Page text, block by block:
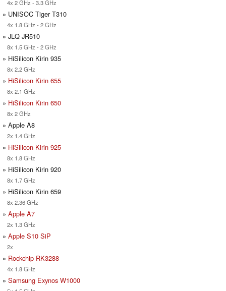
4x 2 GHz - 3.3 GHz
» UNISOC Tiger T310
4x 1.8 GHz - 2 GHz
» JLQ JR510
8x 1.5 GHz - 2 GHz
» HiSilicon Kirin 935
8x 2.2 GHz
» HiSilicon Kirin 655
8x 2.1 GHz
» HiSilicon Kirin 650
8x 2 GHz
» Apple A8
2x 1.4 GHz
» HiSilicon Kirin 925
8x 1.8 GHz
» HiSilicon Kirin 920
8x 1.7 GHz
» HiSilicon Kirin 659
8x 2.36 GHz
» Apple A7
2x 1.3 GHz
» Apple S10 SiP
2x
» Rockchip RK3288
4x 1.8 GHz
» Samsung Exynos W1000